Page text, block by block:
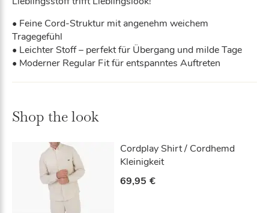
• Feine Cord-Struktur mit angenehm weichem
Tragegefühl
• Leichter Stoff – perfekt für Übergang und milde Tage
• Moderner Regular Fit für entspanntes Auftreten
Shop the look
Cordplay Shirt / Cordhemd
Kleinigkeit
69,95 €